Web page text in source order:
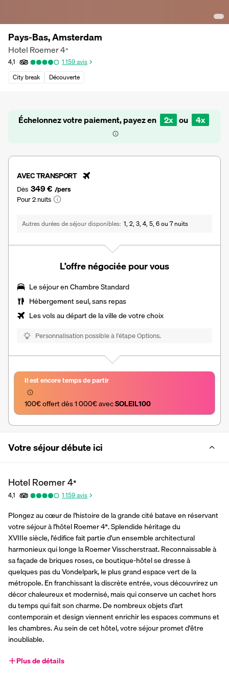
Pays-Bas, Amsterdam
Hotel Roemer4*
4,1 1 159avis
City break
Découverte
Échelonnez votre paiement, payez en 2x ou 4x
AVEC TRANSPORT
Dès 349 € /pers
Pour 2 nuits
Autres durées de séjour disponibles 1, 2, 3, 4, 5, 6 ou 7 nuits
L’offre négociée pour vous
Le séjour en Chambre Standard
Hébergement seul, sans repas
Les vols au départ de la ville de votre choix
Personnalisation possible à l’étape Options.
Il est encore temps de partir
100€ offert dès 1 000€ avec SOLEIL100
Votre séjour débute ici
Hotel Roemer4*
4,1 1 159avis
Plongez au cœur de l'histoire de la grande cité batave en réservant
votre séjour à l'hôtel Roemer 4*. Splendide héritage du
XVIIIe siècle, l'édifice fait partie d'un ensemble architectural
harmonieux qui longe la Roemer Visscherstraat. Reconnaissable à
sa façade de briques roses, ce boutique-hôtel se dresse à
quelques pas du Vondelpark, le plus grand espace vert de la
métropole. En franchissant la discrète entrée, vous découvrirez un
décor chaleureux et modernisé, mais qui conserve un cachet hors
du temps qui fait son charme. De nombreux objets d'art
contemporain et design viennent enrichir les espaces communs et
les chambres. Au sein de cet hôtel, votre séjour promet d'être
inoubliable.
Plus de détails